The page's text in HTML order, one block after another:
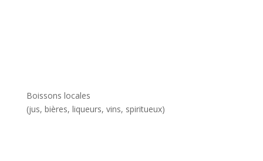
Boissons locales
(jus, bières, liqueurs, vins, spiritueux)